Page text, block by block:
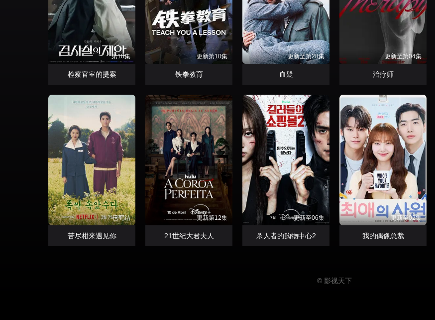
第10集
检察官室的提案
更新第10集
铁拳教育
更新至第28集
血疑
更新至第04集
治疗师
已完结
苦尽柑来遇见你
更新第12集
21世纪大君夫人
更新至06集
杀人者的购物中心2
更新至02集
我的偶像总裁
© 影视天下